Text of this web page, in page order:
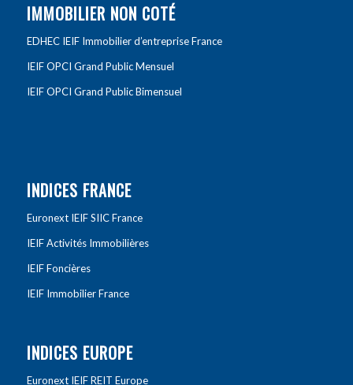
IMMOBILIER NON COTÉ
EDHEC IEIF Immobilier d’entreprise France
IEIF OPCI Grand Public Mensuel
IEIF OPCI Grand Public Bimensuel
INDICES FRANCE
Euronext IEIF SIIC France
IEIF Activités Immobilières
IEIF Foncières
IEIF Immobilier France
INDICES EUROPE
Euronext IEIF REIT Europe